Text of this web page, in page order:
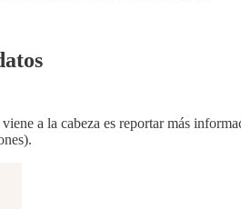
a la cabeza es reportar más